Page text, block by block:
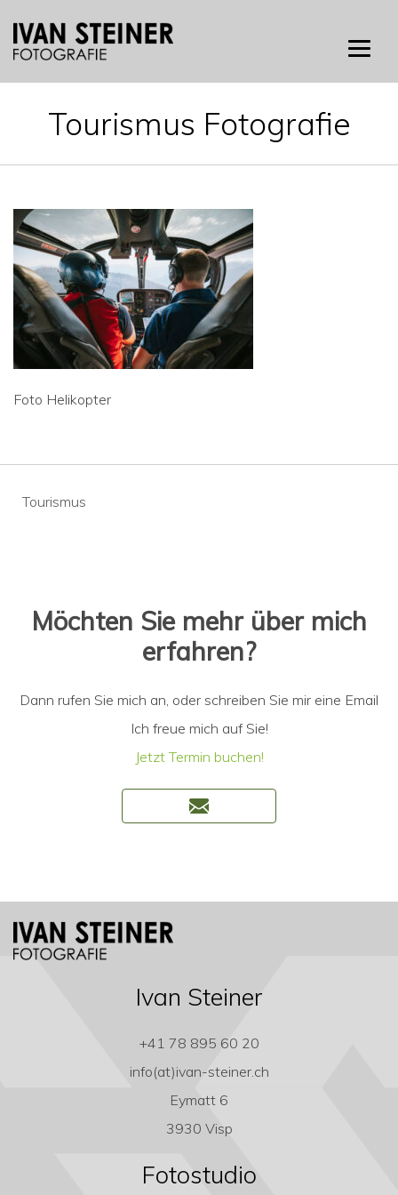
Tourismus Fotografie
Foto Helikopter
Beitragsnavigation
Tourismus
Möchten Sie mehr über mich
erfahren?
Dann rufen Sie mich an, oder schreiben Sie mir eine Email
Ich freue mich auf Sie!
Jetzt Termin buchen!
Ivan Steiner
+41 78 895 60 20
info(at)ivan-steiner.ch
Eymatt 6
3930 Visp
Fotostudio